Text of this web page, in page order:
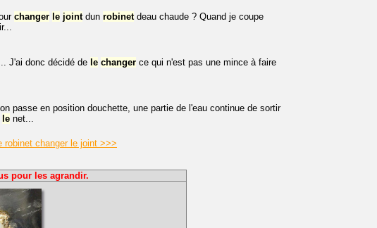
changer le jointdun robinetdeau chaude ? Quand je coupe
J'ai donc décidé de le changer ce qui n'est pas une mince à faire
passe en position douchette, une partie de l'eau continue de sortir
le net...
changer le joint >>>
pour les agrandir.